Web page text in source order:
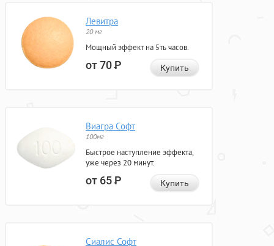
Левитра
20 мг
Мощный эффект на 5ть часов.
от 70Р Купить
Виагра Софт
100мг
Быстрое наступление эффекта,
уже через 20 минут.
от 65Р Купить
Сиалис Софт